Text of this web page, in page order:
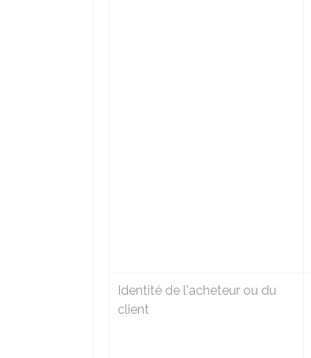
Identité de l'acheteur ou du
client